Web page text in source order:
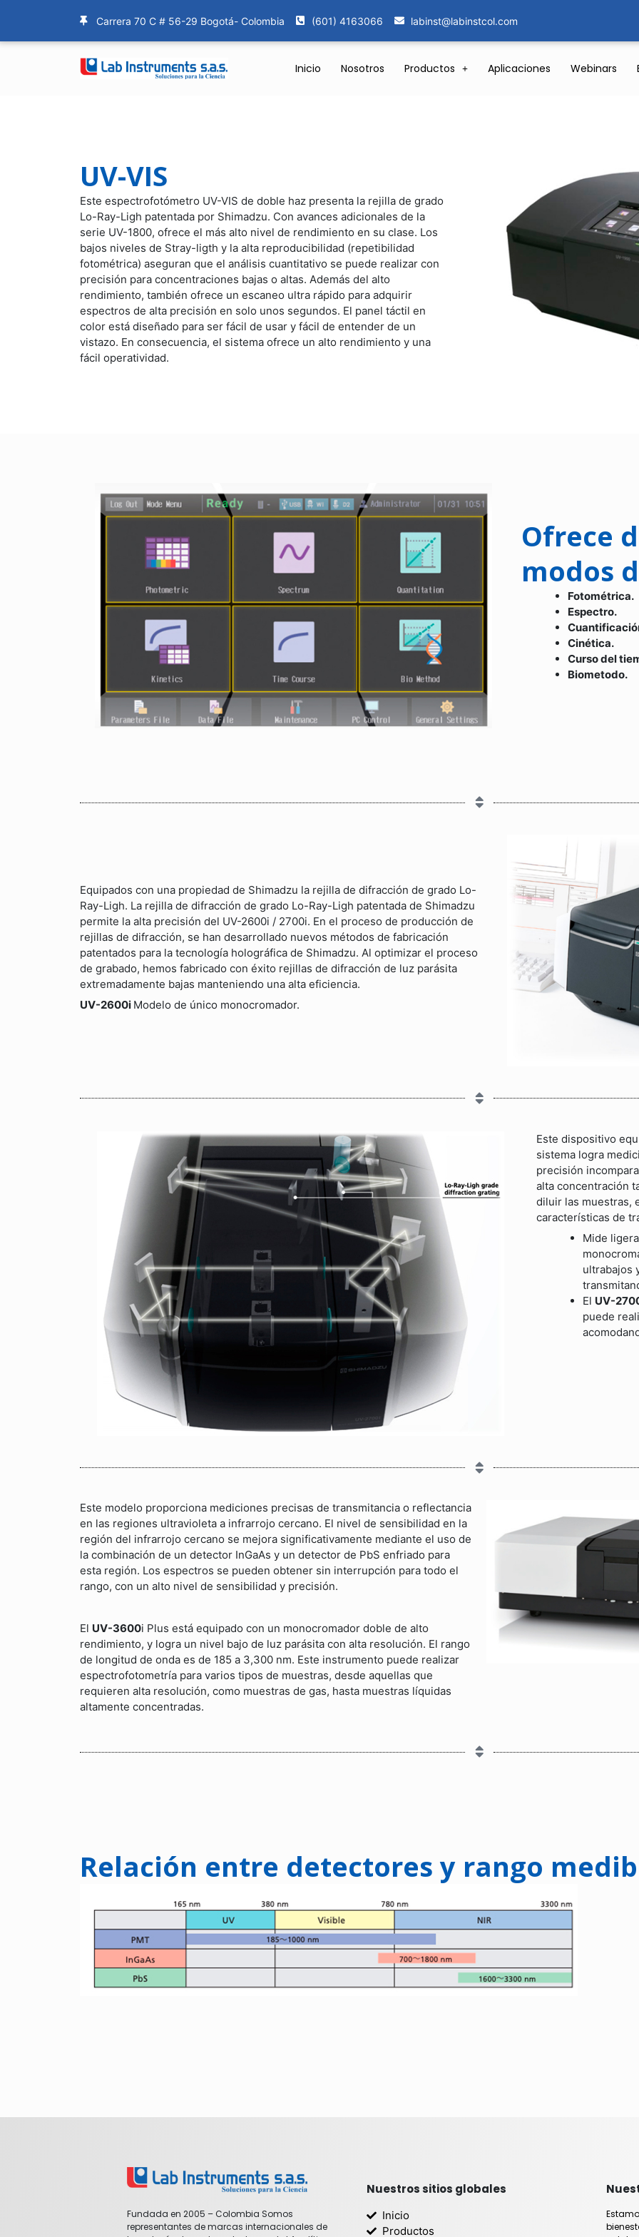
contenido
Carrera 70 C # 56-29 Bogotá- Colombia (601) 4163066 labinst@labinstcol.com
Inicio Nosotros Productos Aplicaciones Webinars
UV-VIS
Este espectrofotómetro UV-VIS de doble haz presenta la rejilla de grado
Lo-Ray-Ligh patentada por Shimadzu. Con avances adicionales de la
serie UV-1800, ofrece el más alto nivel de rendimiento en su clase. Los
bajos niveles de Stray-ligth y la alta reproducibilidad (repetibilidad
fotométrica) aseguran que el análisis cuantitativo se puede realizar con
precisión para concentraciones bajas o altas. Además del alto
rendimiento, también ofrece un escaneo ultra rápido para adquirir
espectros de alta precisión en solo unos segundos. El panel táctil en
color está diseñado para ser fácil de usar y fácil de entender de un
vistazo. En consecuencia, el sistema ofrece un alto rendimiento y una
fácil operatividad.
Ofrece
modos
Fotométrica.
Espectro.
Cinética.
Curso del
Biometodo.
Equipados con una propiedad de Shimadzu la rejilla de difracción de grado Lo-
Ray-Ligh. La rejilla de difracción de grado Lo-Ray-Ligh patentada de Shimadzu
permite la alta precisión del UV-2600i / 2700i. En el proceso de producción de
rejillas de difracción, se han desarrollado nuevos métodos de fabricación
patentados para la tecnología holográfica de Shimadzu. Al optimizar el proceso
de grabado, hemos fabricado con éxito rejillas de difracción de luz parásita
extremadamente bajas manteniendo una alta eficiencia.
UV-2600i Modelo de único monocromador.
Este dispositivo
sistema logra
precisión
alta concentración
diluir las muestras,
características de
Mide
ultrabajos
El UV-
puede
Este modelo proporciona mediciones precisas de transmitancia o reflectancia
en las regiones ultravioleta a infrarrojo cercano. El nivel de sensibilidad en la
región del infrarrojo cercano se mejora significativamente mediante el uso de
la combinación de un detector InGaAs y un detector de PbS enfriado para
esta región. Los espectros se pueden obtener sin interrupción para todo el
rango, con un alto nivel de sensibilidad y precisión.
El UV-3600i Plus está equipado con un monocromador doble de alto
rendimiento, y logra un nivel bajo de luz parásita con alta resolución. El rango
de longitud de onda es de 185 a 3,300 nm. Este instrumento puede realizar
espectrofotometría para varios tipos de muestras, desde aquellas que
requieren alta resolución, como muestras de gas, hasta muestras líquidas
altamente concentradas.
Relación entre detectores y rango
Fundada en 2005 – Colombia Somos
representantes de marcas internacionales de
Nuestros sitios globales
Inicio
Productos